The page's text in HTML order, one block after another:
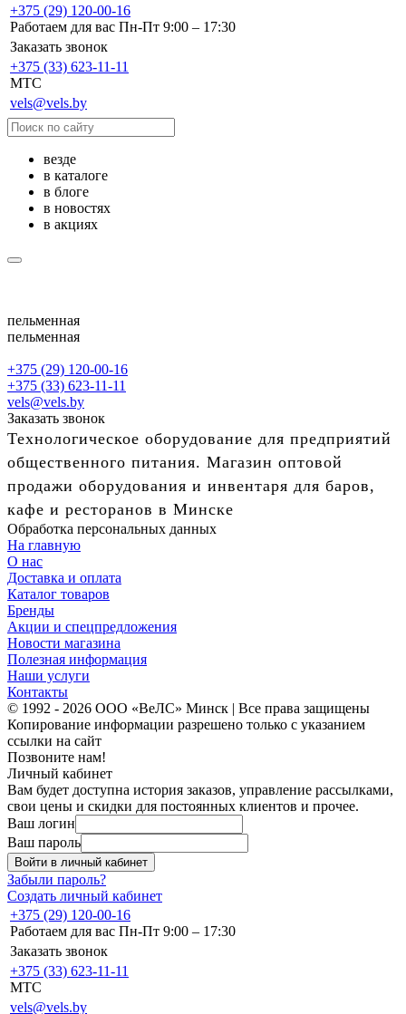
+375 (29) 120-00-16
Работаем для вас Пн-Пт 9:00 – 17:30
Заказать звонок
+375 (33) 623-11-11
MTC
vels@vels.by
везде
в каталоге
в блоге
в новостях
в акциях
пельменная
пельменная
+375 (29) 120-00-16
+375 (33) 623-11-11
vels@vels.by
Заказать звонок
Технологическое оборудование для предприятий
общественного питания. Магазин оптовой
продажи оборудования и инвентаря для баров,
кафе и ресторанов в Минске
Обработка персональных данных
На главную
О нас
Доставка и оплата
Каталог товаров
Бренды
Акции и спецпредложения
Новости магазина
Полезная информация
Наши услуги
Контакты
© 1992 - 2026 ООО «ВеЛС» Минск | Все права защищены
Копирование информации разрешено только с указанием
ссылки на сайт
Позвоните нам!
Личный кабинет
Вам будет доступна история заказов, управление рассылками,
свои цены и скидки для постоянных клиентов и прочее.
Ваш логин
Ваш пароль
Войти в личный кабинет
Забыли пароль?
Создать личный кабинет
+375 (29) 120-00-16
Работаем для вас Пн-Пт 9:00 – 17:30
Заказать звонок
+375 (33) 623-11-11
MTC
vels@vels.by